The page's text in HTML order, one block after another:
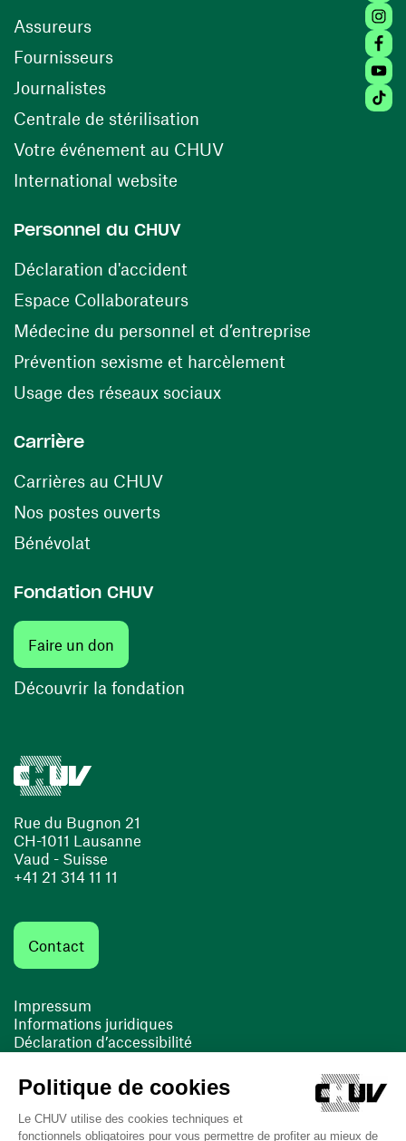
Rue du Bugnon 21
CH-1011 Lausanne
Vaud - Suisse
+41 21 314 11 11
Contact
Impressum
Informations juridiques
Déclaration d’accessibilité
Cookies
Assureurs
Fournisseurs(opens in a new window)
Journalistes
Centrale de stérilisation (opens in a new window)
Votre événement au CHUV(opens in a new
International website
Personnel du CHUV
Déclaration d'accident
Espace Collaborateurs(opens in a new window)
Médecine du personnel et d’entreprise
Prévention sexisme et harcèlement
Usage des réseaux sociaux(opens in a new
Carrière
Carrières au CHUV(opens in a new window)
Nos postes ouverts(opens in a new window)
Bénévolat
Fondation CHUV
Faire un don
Découvrir la fondation